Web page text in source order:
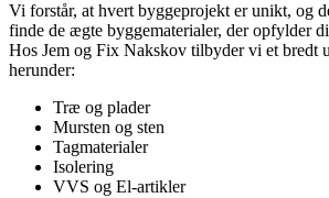
Vi forstår, at hvert byggeprojekt er unikt, og
finde de ægte byggematerialer, der opfylder
Hos Jem og Fix Nakskov tilbyder vi et bredt
herunder:
Træ og plader
Mursten og sten
Tagmaterialer
Isolering
VVS og El-artikler